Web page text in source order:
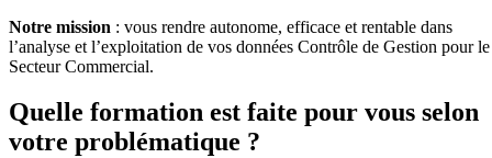
Notre mission : vous rendre autonome, efficace et rentable dans
l’analyse et l’exploitation de vos données Contrôle de Gestion pour le
Secteur Commercial.
Quelle formation est faite pour vous selon
votre problématique ?